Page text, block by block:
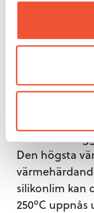
Figur 126.
10.4.5
limförband
Den högsta
silikonlim kan
250ºC